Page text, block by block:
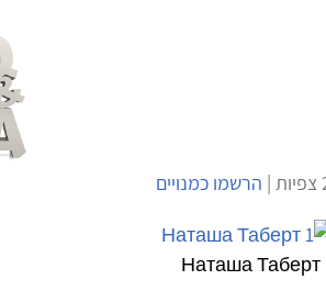
הרשמו כמנויים
Наташа Таберт